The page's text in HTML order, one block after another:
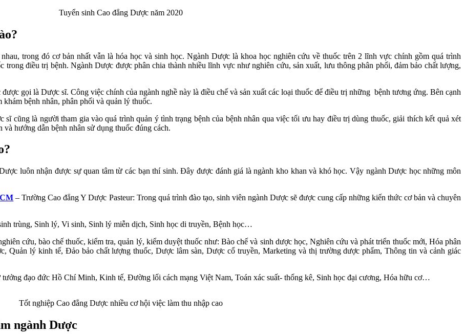
Tuyển sinh Cao đẳng Dược năm 2020
trong đó cơ bản nhất vẫn là hóa học và sinh học. Ngành Dược là khoa học nghiên cứu về thuốc trên 2 lĩnh vực chính gồm quá trình
trong điều trị bệnh. Ngành Dược được phân chia thành nhiều lĩnh vực như nghiên cứu, sản xuất, lưu thông phân phối, đảm bảo chất lượng,
gọi là Dược sĩ. Công việc chính của ngành nghề này là điều chế và sản xuất các loại thuốc để điều trị những bệnh tương ứng. Bên cạnh
bệnh nhân, phân phối và quản lý thuốc.
cũng là người tham gia vào quá trình quản ý tình trạng bệnh của bệnh nhân qua việc tối ưu hay điều trị dùng thuốc, giải thích kết quả xét
hướng dẫn bệnh nhân sử dụng thuốc đúng cách.
luôn nhận được sự quan tâm từ các bạn thí sinh. Đây được đánh giá là ngành kho khan và khó học. Vậy ngành Dược học những môn
– Trường Cao đẳng Y Dược Pasteur: Trong quá trình đào tạo, sinh viên ngành Dược sẽ được cung cấp những kiến thức cơ bản và chuyên
trùng, Sinh lý, Vi sinh, Sinh lý miễn dịch, Sinh học di truyền, Bệnh học…
cứu, bào chế thuốc, kiểm tra, quản lý, kiểm duyệt thuốc như: Bào chế và sinh dược học, Nghiên cứu và phát triển thuốc mới, Hóa phân
Quản lý kinh tế, Đảo bảo chất lượng thuốc, Dược lâm sàn, Dược cổ truyền, Marketing và thị trường dược phẩm, Thông tin và cảnh giác
tưởng đạo đức Hồ Chí Minh, Kinh tế, Đường lối cách mạng Việt Nam, Toán xác suất- thống kê, Sinh học đại cương, Hóa hữu cơ…
Tốt nghiệp Cao đẳng Dược nhiều cơ hội việc làm thu nhập cao
ngành Dược